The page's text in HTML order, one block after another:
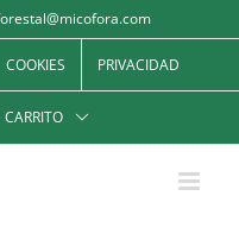
COOKIES PRIVACIDAD
CARRITO